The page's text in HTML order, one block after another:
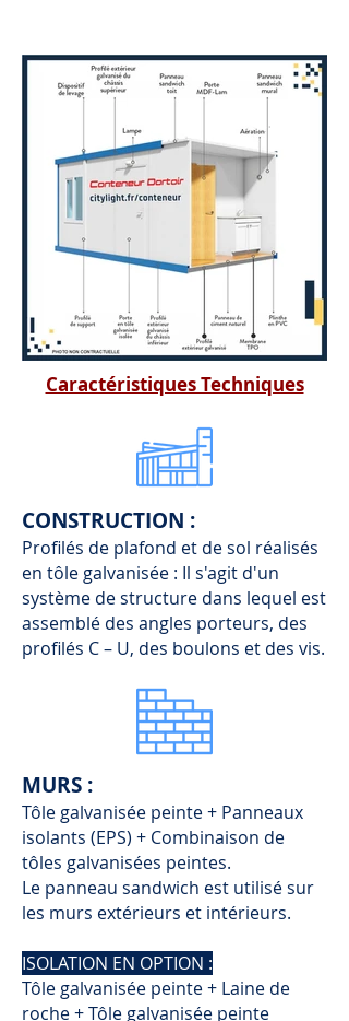
Caractéristiques Techniques
CONSTRUCTION :
Profilés de plafond et de sol réalisés
en tôle galvanisée : Il s'agit d'un
système de structure dans lequel est
assemblé des angles porteurs, des
profilés C – U, des boulons et des vis.
MURS :
Tôle galvanisée peinte + Panneaux
isolants (EPS) + Combinaison de
tôles galvanisées peintes.
Le panneau sandwich est utilisé sur
les murs extérieurs et intérieurs.
ISOLATION EN OPTION :
Tôle galvanisée peinte + Laine de
roche + Tôle galvanisée peinte